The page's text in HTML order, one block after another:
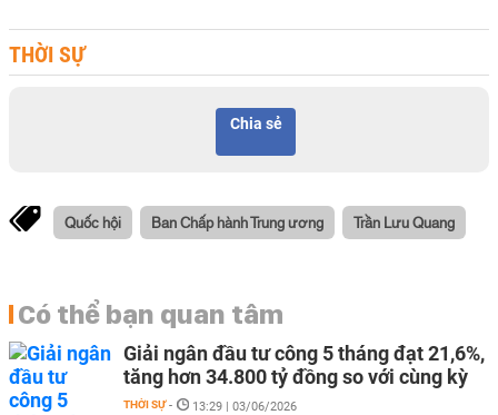
THỜI SỰ
Chia sẻ
Quốc hội Ban Chấp hành Trung ương Trần Lưu Quang
Có thể bạn quan tâm
Giải ngân đầu tư công 5 tháng đạt 21,6%,
tăng hơn 34.800 tỷ đồng so với cùng kỳ
THỜI SỰ - 13:29 | 03/06/2026